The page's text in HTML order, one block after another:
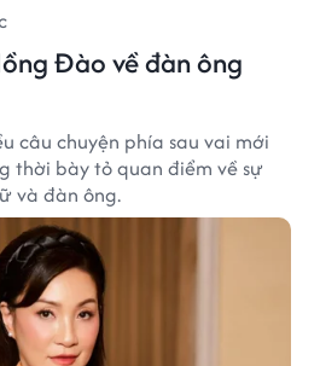
Đào về đàn ông
câu chuyện phía sau vai mới
thời bày tỏ quan điểm về sự
và đàn ông.